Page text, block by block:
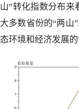
山”转化指数分布来
大多数省份的“两山
态环境和经济发展